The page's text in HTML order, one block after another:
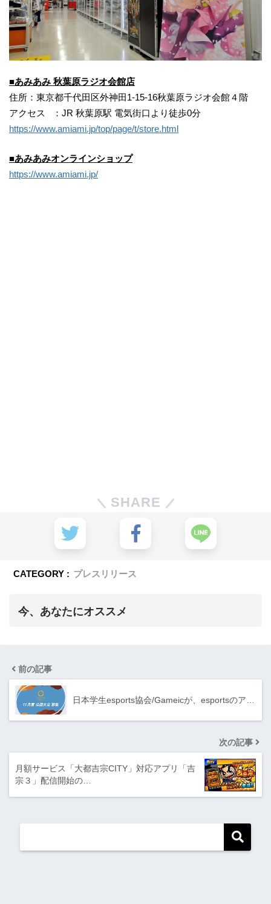
■あみあみ 秋葉原ラジオ会館店
住所：東京都千代田区外神田1-15-16秋葉原ラジオ会館４階
アクセス ：JR 秋葉原駅 電気街口より徒歩0分
https://www.amiami.jp/top/page/t/store.html
■あみあみオンラインショップ
https://www.amiami.jp/
SHARE
CATEGORY : プレスリリース
今、あなたにオススメ
前の記事
日本学生esports協会/Gameicが、esportsのア…
次の記事
月額サービス「大都吉宗CITY」対応アプリ「吉
宗３」配信開始の…